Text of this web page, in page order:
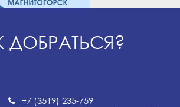
ДОБРАТЬСЯ?
+7 (3519) 235-759